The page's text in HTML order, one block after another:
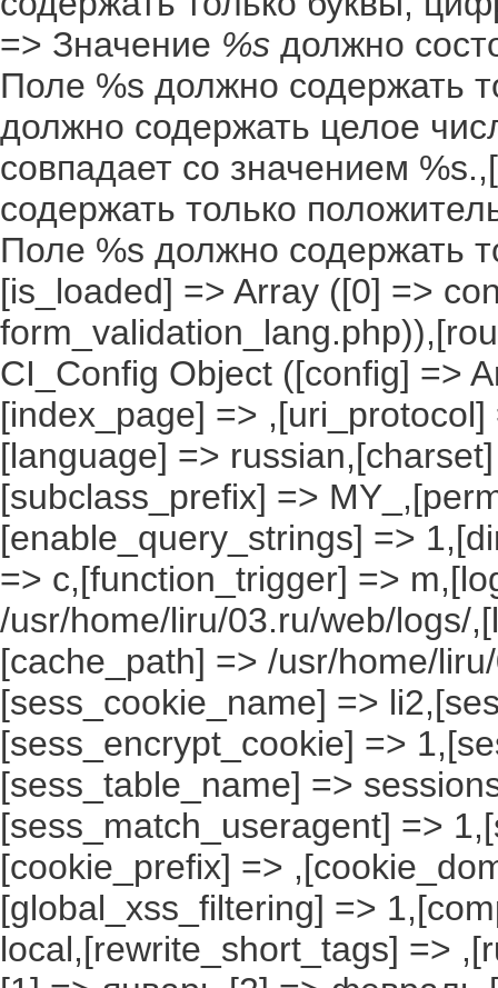
=> Значение %s должно
Поле %s должно содержать
должно содержать целое
совпадает со значением
содержать только
Поле %s должно содержать
[is_loaded] => Array ([0] =>
CI_Config Object ([config] =>
[index_page] =>
[language] =>
[subclass_prefix] =>
[enable_query_strings] =>
=> c,[function_trigger] =>
/usr/home/liru/03.ru/web/logs/
[cache_path] => /usr/home/
[sess_cookie_name] =>
[sess_encrypt_cookie] =>
[sess_table_name] =>
[sess_match_useragent] =>
[cookie_prefix] =>
[global_xss_filtering] =>
local,[rewrite_short_tags] =>